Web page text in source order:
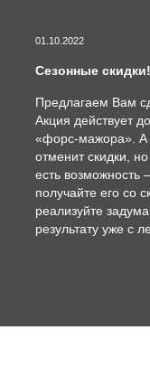
01.10.2022
Сезонные скидки!
Предлагаем Вам
Акция действует
«форс-мажора». А
отменит скидки,
есть возможность
получайте его со
реализуйте
результату уже с